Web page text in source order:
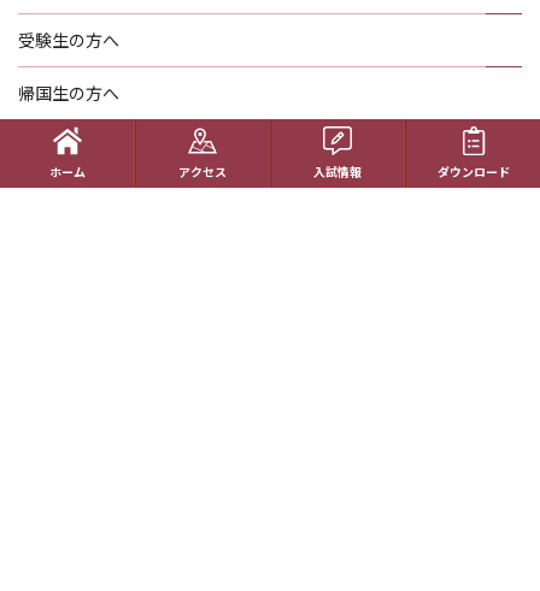
受験生の方へ
帰国生の方へ
学校概要
ホーム アクセス 入試情報 ダウンロード